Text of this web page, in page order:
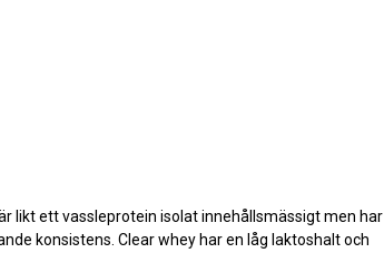
likt ett vassleprotein isolat innehållsmässigt men har
konsistens. Clear whey har en låg laktoshalt och